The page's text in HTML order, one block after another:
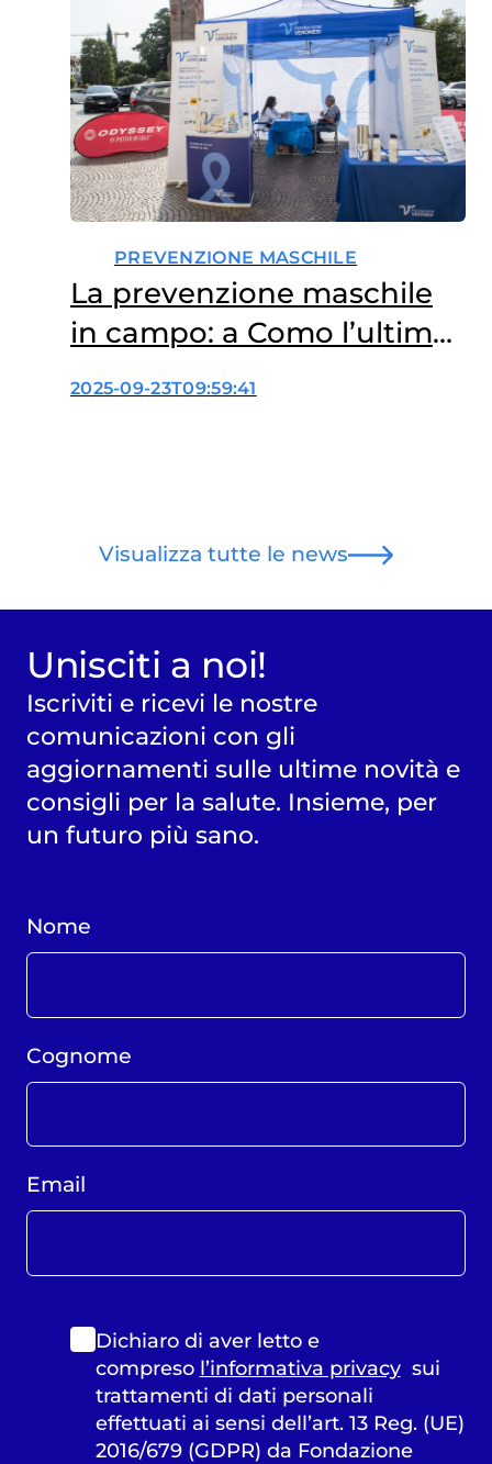
PREVENZIONE MASCHILE
La prevenzione maschile
in campo: a Como l’ultima
tappa dell’iniziativa
2025-09-23T09:59:41
Visualizza tutte le news
Unisciti a noi!
Iscriviti e ricevi le nostre
comunicazioni con gli
aggiornamenti sulle ultime novità e
consigli per la salute. Insieme, per
un futuro più sano.
Nome
Cognome
Email
Dichiaro di aver letto e
compreso l’informativa privacysui
trattamenti di dati personali
effettuati ai sensi dell’art. 13 Reg. (UE)
2016/679 (GDPR) da Fondazione